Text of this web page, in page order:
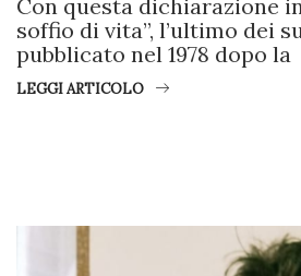
Con questa dichiarazione
soffio di vita”, l’ultimo dei
pubblicato nel 1978 dopo la
LEGGI ARTICOLO